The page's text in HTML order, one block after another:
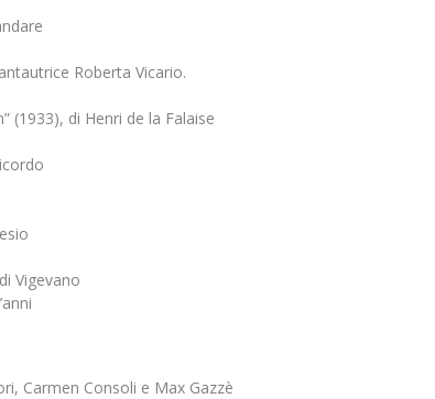
Roberta Vicario.
(1933), di Henri de la Falaise
Vigevano
Carmen Consoli e Max Gazzè